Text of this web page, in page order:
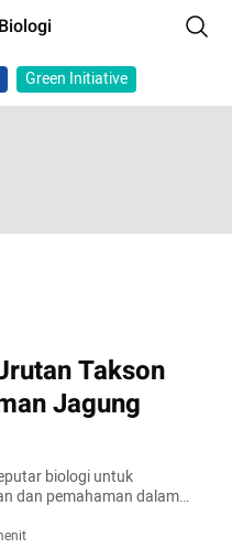
Green Initiative
Takson
Jagung
biologi untuk
dan pemahaman dalam